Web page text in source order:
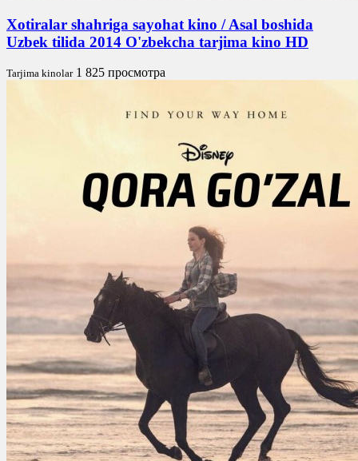
Xotiralar shahriga sayohat kino / Asal boshida
Uzbek tilida 2014 O'zbekcha tarjima kino HD
Tarjima kinolar 1 825 просмотра